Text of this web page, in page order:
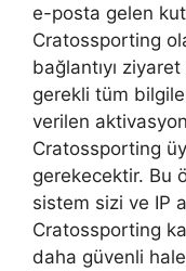
e-posta gelen
Cratossporting
bağlantıyı
gerekli tüm
verilen
Cratossporting
gerekecektir. Bu
sistem sizi ve IP
Cratossporting
daha güvenli